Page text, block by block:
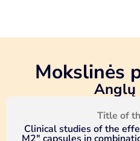
Mokslinės
Anglų
Title of
Clinical studies of the